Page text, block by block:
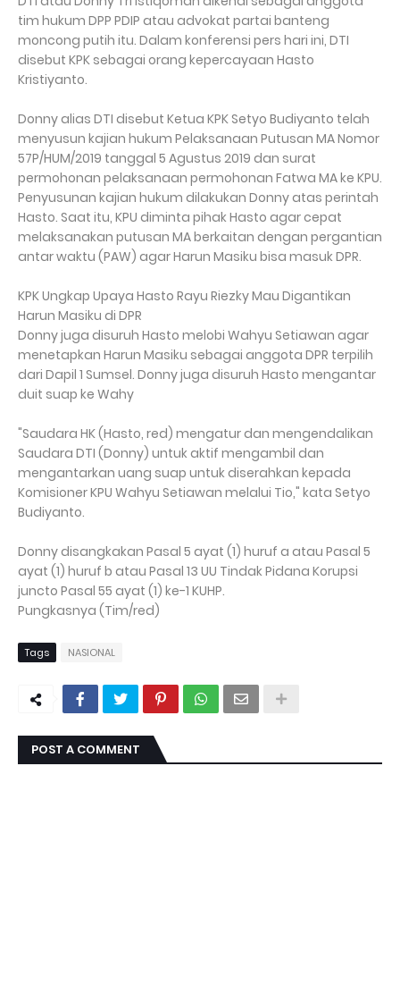
tim hukum DPP PDIP atau advokat partai banteng
moncong putih itu. Dalam konferensi pers hari ini, DTI
disebut KPK sebagai orang kepercayaan Hasto
Kristiyanto.
Donny alias DTI disebut Ketua KPK Setyo Budiyanto telah
menyusun kajian hukum Pelaksanaan Putusan MA Nomor
57P/HUM/2019 tanggal 5 Agustus 2019 dan surat
permohonan pelaksanaan permohonan Fatwa MA ke KPU.
Penyusunan kajian hukum dilakukan Donny atas perintah
Hasto. Saat itu, KPU diminta pihak Hasto agar cepat
melaksanakan putusan MA berkaitan dengan pergantian
antar waktu (PAW) agar Harun Masiku bisa masuk DPR.
KPK Ungkap Upaya Hasto Rayu Riezky Mau Digantikan
Harun Masiku di DPR
Donny juga disuruh Hasto melobi Wahyu Setiawan agar
menetapkan Harun Masiku sebagai anggota DPR terpilih
dari Dapil 1 Sumsel. Donny juga disuruh Hasto mengantar
duit suap ke Wahy
"Saudara HK (Hasto, red) mengatur dan mengendalikan
Saudara DTI (Donny) untuk aktif mengambil dan
mengantarkan uang suap untuk diserahkan kepada
Komisioner KPU Wahyu Setiawan melalui Tio," kata Setyo
Budiyanto.
Donny disangkakan Pasal 5 ayat (1) huruf a atau Pasal 5
ayat (1) huruf b atau Pasal 13 UU Tindak Pidana Korupsi
juncto Pasal 55 ayat (1) ke-1 KUHP.
Pungkasnya (Tim/red)
Tags NASIONAL
POST A COMMENT